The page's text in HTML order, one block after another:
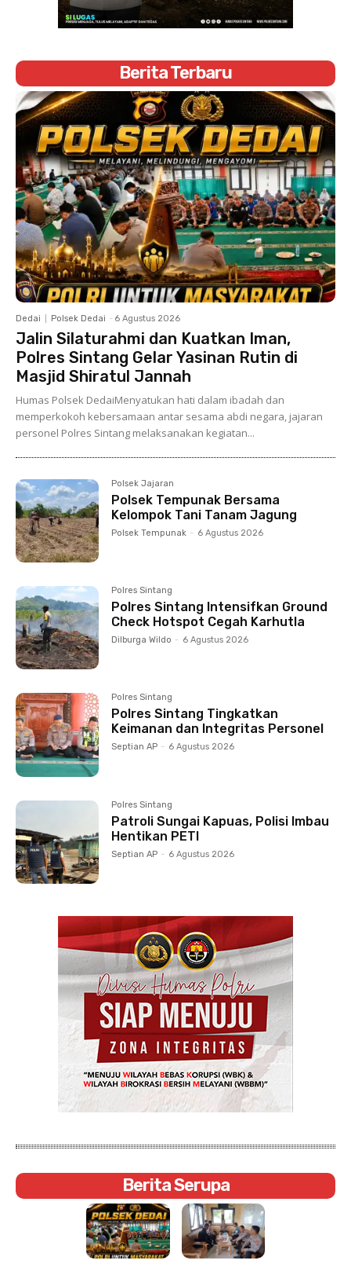
Berita Terbaru
Dedai Polsek Dedai - 6 Agustus 2026
Jalin Silaturahmi dan Kuatkan Iman,
Polres Sintang Gelar Yasinan Rutin di
Masjid Shiratul Jannah
Humas Polsek DedaiMenyatukan hati dalam ibadah dan
memperkokoh kebersamaan antar sesama abdi negara, jajaran
personel Polres Sintang melaksanakan kegiatan...
Polsek Jajaran
Polsek Tempunak Bersama
Kelompok Tani Tanam Jagung
Polsek Tempunak - 6 Agustus 2026
Polres Sintang
Polres Sintang Intensifkan Ground
Check Hotspot Cegah Karhutla
Dilburga Wildo - 6 Agustus 2026
Polres Sintang
Polres Sintang Tingkatkan
Keimanan dan Integritas Personel
Septian AP - 6 Agustus 2026
Polres Sintang
Patroli Sungai Kapuas, Polisi Imbau
Hentikan PETI
Septian AP - 6 Agustus 2026
Berita Serupa